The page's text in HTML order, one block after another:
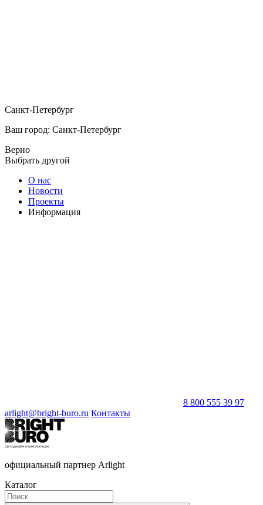
Санкт-Петербург
Ваш город: Санкт-Петербург
Верно
Выбрать другой
О нас
Новости
Проекты
Информация
8 800 555 39 97
arlight@bright-buro.ru Контакты
официальный партнер Arlight
Каталог